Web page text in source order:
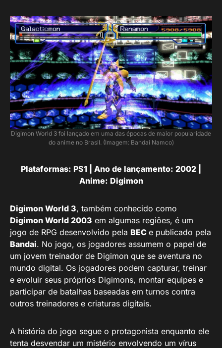
Digimon World 3 foi lançado em uma das épocas de maior popularidade
do anime no Brasil. (Imagem: Bandai Namco)
Plataformas: PS1 | Ano de lançamento: 2002 |
Anime: Digimon
Digimon World 3, também conhecido como
Digimon World 2003 em algumas regiões, é um
jogo de RPG desenvolvido pela BEC e publicado pela
Bandai. No jogo, os jogadores assumem o papel de
um jovem treinador de Digimon que se aventura no
mundo digital. Os jogadores podem capturar, treinar
e evoluir seus próprios Digimons, montar equipes e
participar de batalhas baseadas em turnos contra
outros treinadores e criaturas digitais.
A história do jogo segue o protagonista enquanto ele
tenta desvendar um mistério envolvendo um vírus